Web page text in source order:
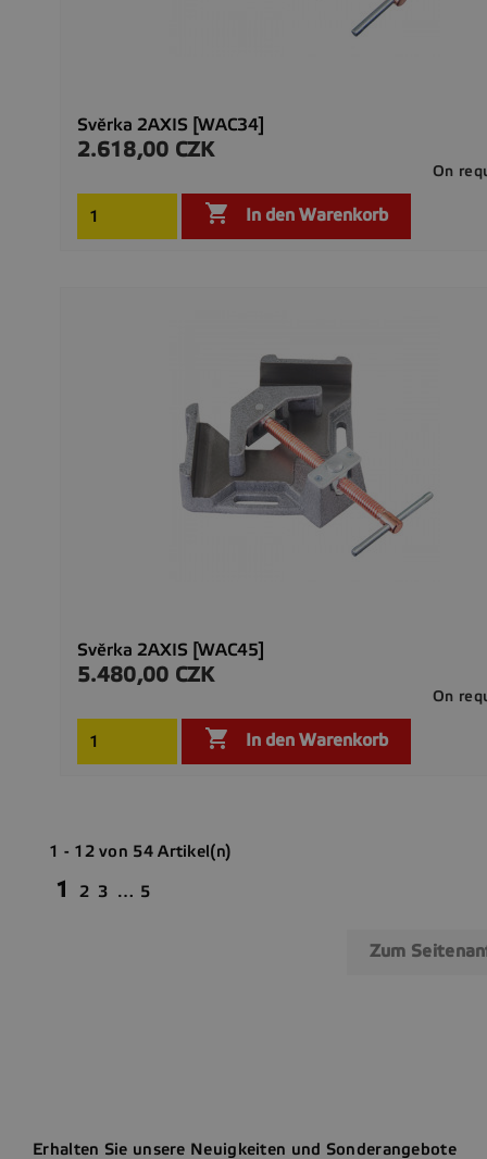
Svěrka 2AXIS [WAC34]
Preis
2.618,00 CZK
On
 In den Warenkorb
Svěrka 2AXIS [WAC45]
Preis
5.480,00 CZK
On
 In den Warenkorb
1 - 12 von 54 Artikel(n)
1 2 3 … 5
Zum
Erhalten Sie unsere Neuigkeiten und Sonderangebote